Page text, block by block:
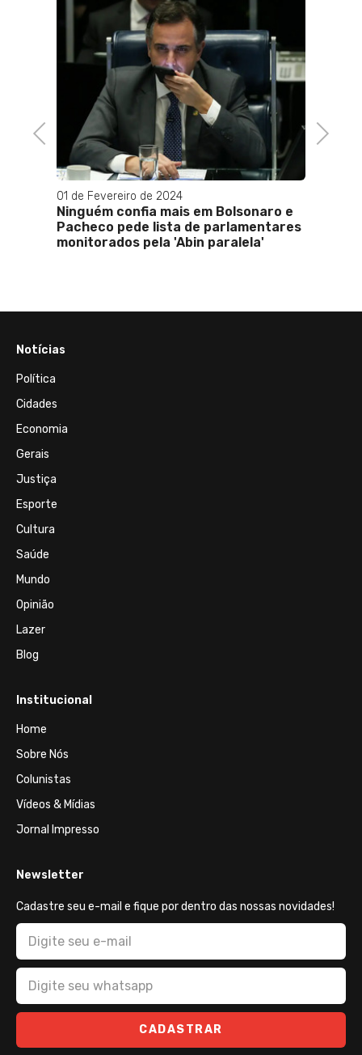
Previous
01 de Fevereiro de 2024
Ninguém confia mais em Bolsonaro e
Pacheco pede lista de parlamentares
monitorados pela 'Abin paralela'
Next
Notícias
Política
Cidades
Economia
Gerais
Justiça
Esporte
Cultura
Saúde
Mundo
Opinião
Lazer
Blog
Institucional
Home
Sobre Nós
Colunistas
Vídeos & Mídias
Jornal Impresso
Newsletter
Cadastre seu e-mail e fique por dentro das nossas novidades!
CADASTRAR